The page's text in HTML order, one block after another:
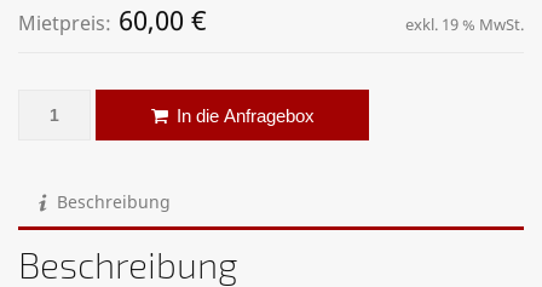
Mietpreis: 60,00 € exkl. 19 % MwSt.
Raumluftreiniger - minAERO 400 Menge
In die Anfragebox
Beschreibung
Beschreibung